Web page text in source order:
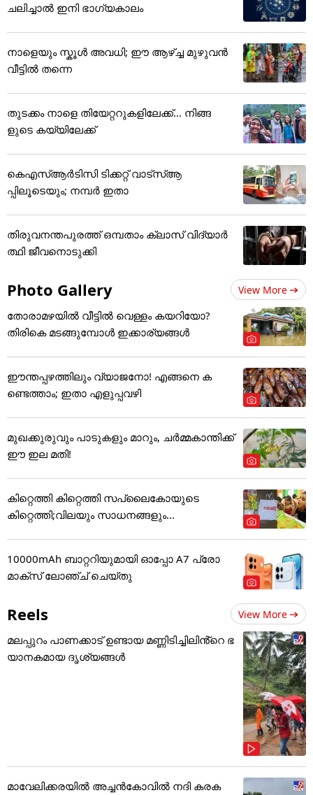
ചലിച്ചാൽ ഇനി ഭാഗ്യകാലം
നാളെയും സ്കൂൾ അവധി; ഈ ആഴ്ച്ച മുഴുവൻ
വീട്ടിൽ തന്നെ
തുടക്കം നാളെ തിയേറ്ററുകളിലേക്ക്... നിങ്ങ
ളുടെ കയ്യിലേക്ക്
കെഎസ്ആർടിസി ടിക്കറ്റ് വാട്‌സ്ആ
പ്പിലൂടെയും; നമ്പർ ഇതാ
തിരുവനന്തപുരത്ത് ഒമ്പതാം ക്ലാസ് വിദ്യാർ
ത്ഥി ജീവനൊടുക്കി
Photo Gallery View More
തോരാമഴയിൽ വീട്ടിൽ വെള്ളം കയറിയോ?
തിരികെ മടങ്ങുമ്പോൾ ഇക്കാര്യങ്ങൾ
ഈന്തപ്പഴത്തിലും വ്യാജനോ! എങ്ങനെ ക
ണ്ടെത്താം; ഇതാ എളുപ്പവഴി
മുഖക്കുരുവും പാടുകളും മാറും, ചർമ്മകാന്തിക്ക്
ഈ ഇല മതി!
കിറ്റെത്തി കിറ്റെത്തി സപ്ലൈകോയുടെ
കിറ്റെത്തി;വിലയും സാധനങ്ങളും...
10000mAh ബാറ്ററിയുമായി ഓപ്പോ A7 പ്രോ
മാക്സ് ലോഞ്ച് ചെയ്തു
Reels View More
മലപ്പുറം പാണക്കാട് ഉണ്ടായ മണ്ണിടിച്ചിലിൻ്റെ ഭ
യാനകമായ ദൃശ്യങ്ങൾ
മാവേലിക്കരയിൽ അച്ചൻകോവിൽ നദി കരക